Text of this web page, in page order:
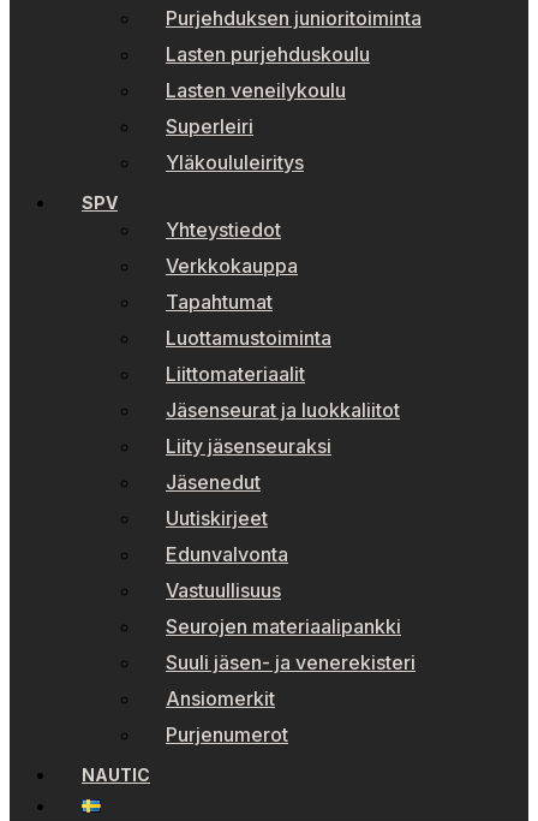
Purjehduksen junioritoiminta
Lasten purjehduskoulu
Lasten veneilykoulu
Superleiri
Yläkoululeiritys
SPV
Yhteystiedot
Verkkokauppa
Tapahtumat
Luottamustoiminta
Liittomateriaalit
Jäsenseurat ja luokkaliitot
Liity jäsenseuraksi
Jäsenedut
Uutiskirjeet
Edunvalvonta
Vastuullisuus
Seurojen materiaalipankki
Suuli jäsen- ja venerekisteri
Ansiomerkit
Purjenumerot
NAUTIC